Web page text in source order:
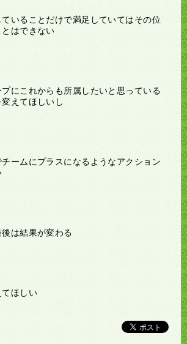
いることだけで満足していてはその位
はできない
にこれからも所属したいと思っている
えてほしいし
ームにプラスになるようなアクション
は結果が変わる
てほしい